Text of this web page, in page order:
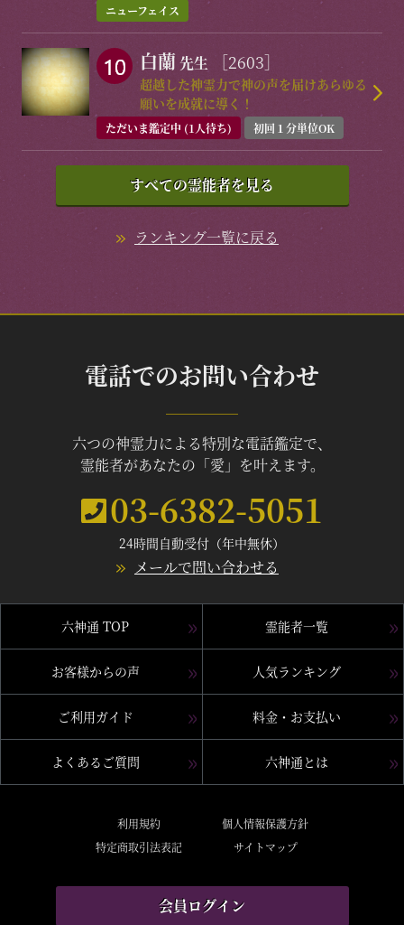
ニューフェイス
白蘭 先生 ［2603］
超越した神霊力で神の声を届けあらゆる
願いを成就に導く！
ただいま鑑定中 (1人待ち) 初回１分単位OK
すべての霊能者を見る
ランキング一覧に戻る
電話でのお問い合わせ
六つの神霊力による特別な電話鑑定で、
霊能者があなたの「愛」を叶えます。
03-6382-5051
24時間自動受付（年中無休）
メールで問い合わせる
六神通 TOP 霊能者一覧
お客様からの声 人気ランキング
ご利用ガイド 料金・お支払い
よくあるご質問 六神通とは
利用規約
特定商取引法表記
個人情報保護方針
サイトマップ
会員ログイン